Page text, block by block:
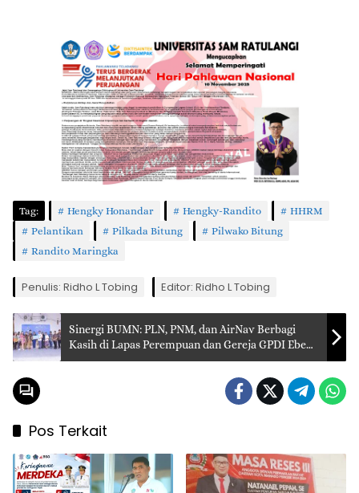
Tag: Hengky Honandar Hengky-Randito
HHRM
Pelantikan
Pilkada Bitung
Pilwako Bitung
Randito Maringka
Penulis: Ridho L Tobing Editor: Ridho L Tobing
Sinergi BUMN: PLN, PNM, dan AirNav Berbagi
Kasih di Lapas Perempuan dan Gereja GPDI Eben
Haezer Palu
Pos Terkait